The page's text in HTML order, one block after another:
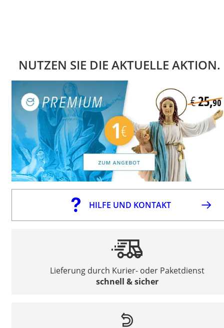
NUTZEN SIE DIE AKTUELLE AKTION.
HILFE UND KONTAKT
Lieferung durch Kurier- oder Paketdienst
schnell & sicher